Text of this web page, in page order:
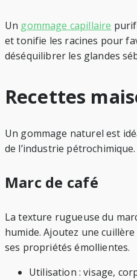
Un gommage capillaire
et tonifie les racines pour
déséquilibrer les glandes
Recettes
Un gommage naturel est
de l’industrie
Marc de café
La texture rugueuse du
humide. Ajoutez une cuillère
ses propriétés émollientes.
Utilisation : visage,